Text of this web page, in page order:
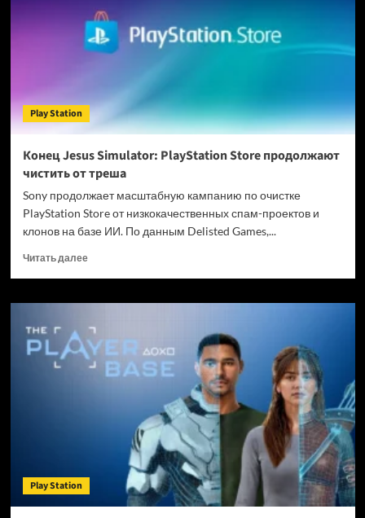
апреля
консоли
PlayStation
5
мире
Play Station
Конец Jesus Simulator: PlayStation Store продолжают
чистить от треша
Sony продолжает масштабную кампанию по очистке
PlayStation Store от низкокачественных спам-проектов и
клонов на базе ИИ. По данным Delisted Games,...
Читать далееПрочитать
Конец
Simulator:
PlayStation
Store
продолжают
Play Station